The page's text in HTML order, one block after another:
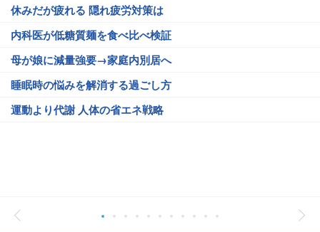
休みだが疲れる 隠れ疲労対策は
内科医が低糖質麺を食べ比べ検証
母が娘に減量強要→家庭内別居へ
睡眠時の悩みを解消する過ごし方
運動より代謝 人体の省エネ戦略